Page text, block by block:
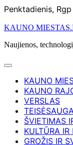
Skip
content
Penktadienis,
KAUNO
Naujienos,
KAUNO
KAUNO
VERSLAS
ŠVIETIMAS
KULTŪRA
GROŽIS IR